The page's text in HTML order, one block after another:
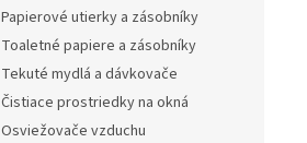
Papierové utierky a zásobníky
Toaletné papiere a zásobníky
Tekuté mydlá a dávkovače
Čistiace prostriedky na okná
Osviežovače vzduchu